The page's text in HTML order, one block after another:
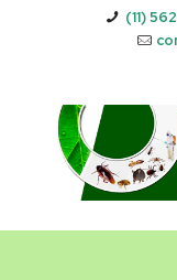
(11)